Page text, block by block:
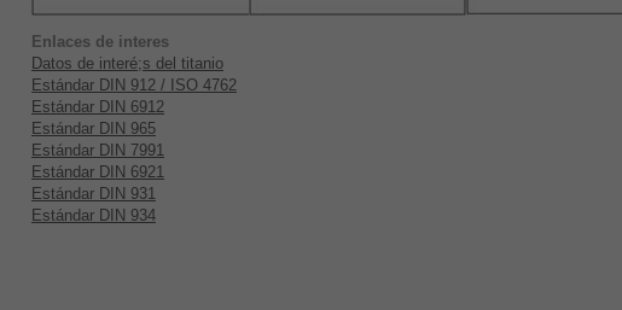
Enlaces de interes
Datos de interé;s del titanio
Estándar DIN 912 / ISO 4762
Estándar DIN 6912
Estándar DIN 965
Estándar DIN 7991
Estándar DIN 6921
Estándar DIN 931
Estándar DIN 934